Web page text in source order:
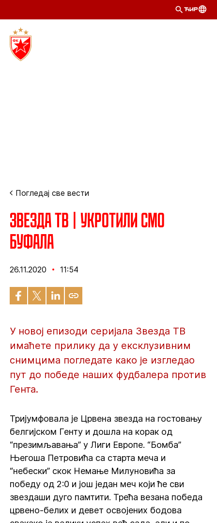
ЋИР
Погледај све вести
Звезда ТВ | Укротили смо
Буфала
26.11.2020 11:54
У новој епизоди серијала Звезда ТВ
имаћете прилику да у ексклузивним
снимцима погледате како је изгледао
пут до победе наших фудбалера против
Гента.
Тријумфовала је Црвена звезда на гостовању
белгијском Генту и дошла на корак од
“презимљавања” у Лиги Европе. “Бомба”
Његоша Петровића са старта меча и
“небески” скок Немање Милуновића за
победу од 2:0 и још један меч који ће сви
звездаши дуго памтити. Трећа везана победа
црвено-белих и девет освојених бодова